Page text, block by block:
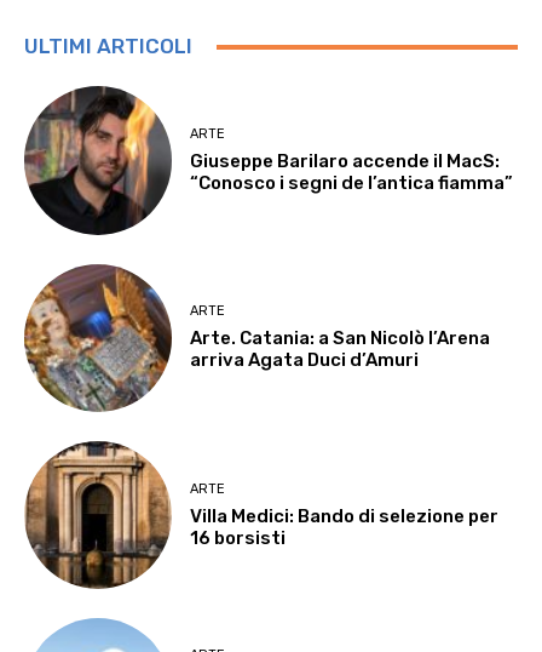
ULTIMI ARTICOLI
ARTE
Giuseppe Barilaro accende il MacS:
“Conosco i segni de l’antica fiamma”
ARTE
Arte. Catania: a San Nicolò l’Arena
arriva Agata Duci d’Amuri
ARTE
Villa Medici: Bando di selezione per
16 borsisti